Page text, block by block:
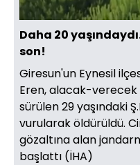
Sesi
Aç
Daha 20
son!
Giresun'un Eynesil
Eren, alacak-verecek
sürülen 29 yaşındaki
vurularak öldürüldü.
gözaltına alan
başlattı (İHA)